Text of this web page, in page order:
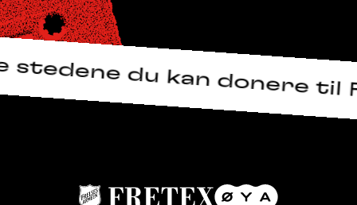
finner du alle stedene
Gå til Fretex.no Gå til Øyafestivalen.no